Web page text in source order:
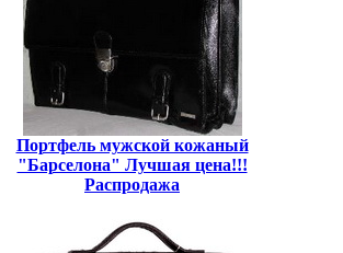
Портфель мужской кожаный
"Барселона" Лучшая цена!!!
Распродажа